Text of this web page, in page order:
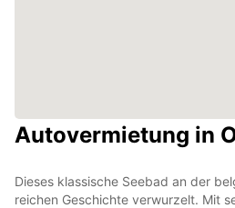
Autovermietung in
Dieses klassische Seebad an der
reichen Geschichte verwurzelt. Mit